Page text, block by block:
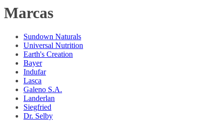
Marcas
Sundown Naturals
Universal Nutrition
Earth's Creation
Bayer
Indufar
Lasca
Galeno S.A.
Landerlan
Siegfried
Dr. Selby